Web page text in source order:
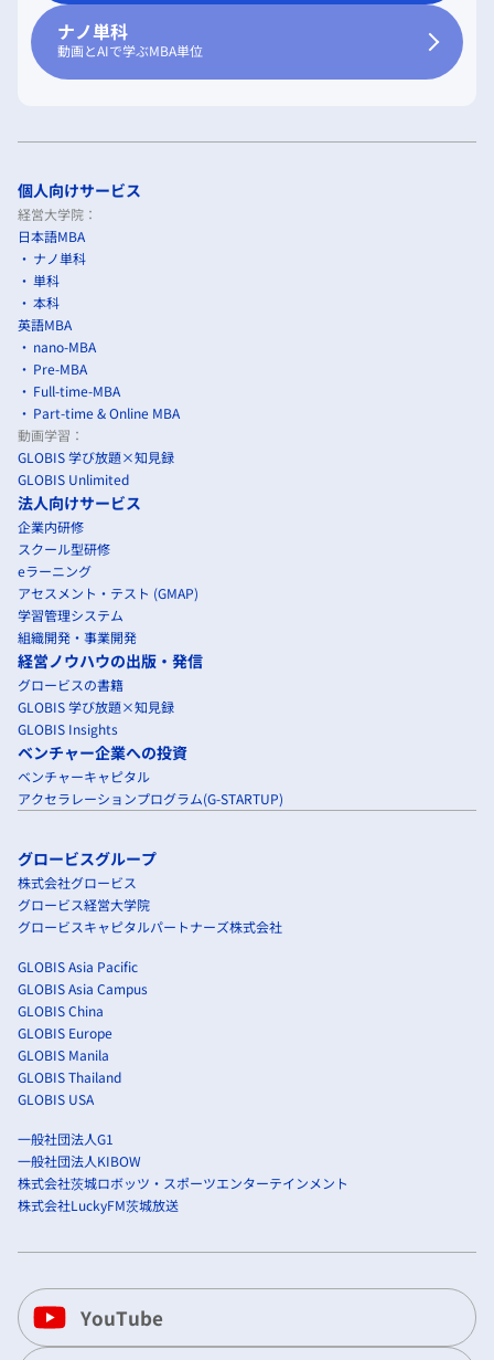
ナノ単科
動画とAIで学ぶMBA単位
個人向けサービス
経営大学院：
日本語MBA
ナノ単科
単科
本科
英語MBA
nano-MBA
Pre-MBA
Full-time-MBA
Part-time & Online MBA
動画学習：
GLOBIS 学び放題×知見録
GLOBIS Unlimited
法人向けサービス
企業内研修
スクール型研修
eラーニング
アセスメント・テスト (GMAP)
学習管理システム
組織開発・事業開発
経営ノウハウの出版・発信
グロービスの書籍
GLOBIS 学び放題×知見録
GLOBIS Insights
ベンチャー企業への投資
ベンチャーキャピタル
アクセラレーションプログラム(G-STARTUP)
グロービスグループ
株式会社グロービス
グロービス経営大学院
グロービスキャピタルパートナーズ株式会社
GLOBIS Asia Pacific
GLOBIS Asia Campus
GLOBIS China
GLOBIS Europe
GLOBIS Manila
GLOBIS Thailand
GLOBIS USA
一般社団法人G1
一般社団法人KIBOW
株式会社茨城ロボッツ・スポーツエンターテインメント
株式会社LuckyFM茨城放送
YouTube